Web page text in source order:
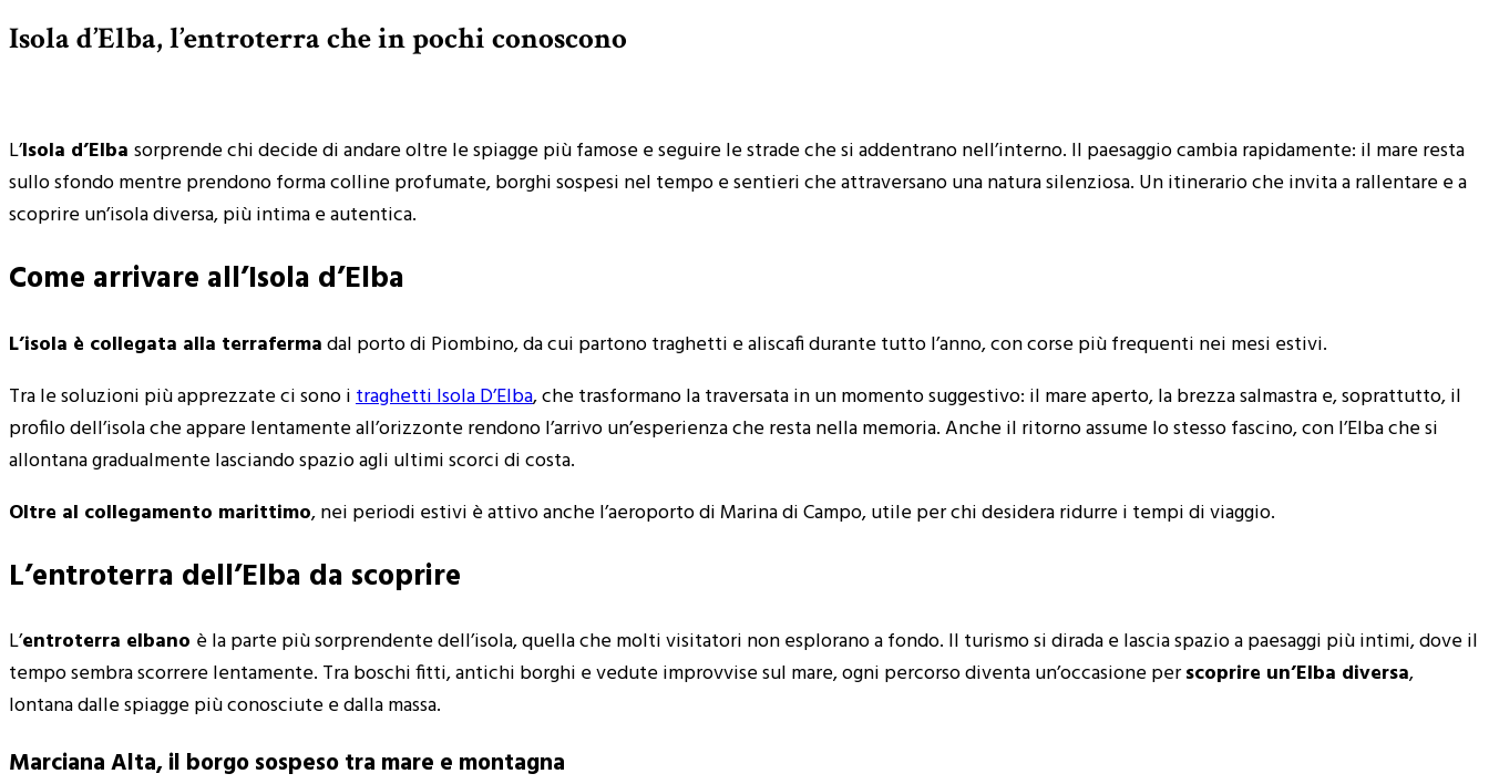
Isola d’Elba, l’entroterra che in pochi conoscono
L’Isola d’Elba sorprende chi decide di andare oltre le spiagge più famose e seguire le strade che si addentrano nell’interno. Il paesaggio cambia rapidamente: il mare resta
sullo sfondo mentre prendono forma colline profumate, borghi sospesi nel tempo e sentieri che attraversano una natura silenziosa. Un itinerario che invita a rallentare e a
scoprire un’isola diversa, più intima e autentica.
Come arrivare all’Isola d’Elba
L’isola è collegata alla terrafermadal porto di Piombino, da cui partono traghetti e aliscafi durante tutto l’anno, con corse più frequenti nei mesi estivi.
Tra le soluzioni più apprezzate ci sono itraghetti Isola D’Elba, che trasformano la traversata in un momento suggestivo: il mare aperto, la brezza salmastra e, soprattutto, il
profilo dell’isola che appare lentamente all’orizzonte rendono l’arrivo un’esperienza che resta nella memoria. Anche il ritorno assume lo stesso fascino, con l’Elba che si
allontana gradualmente lasciando spazio agli ultimi scorci di costa.
Oltre al collegamento marittimo, nei periodi estivi è attivo anche l’aeroporto di Marina di Campo, utile per chi desidera ridurre i tempi di viaggio.
L’entroterra dell’Elba da scoprire
L’entroterra elbano è la parte più sorprendente dell’isola, quella che molti visitatori non esplorano a fondo. Il turismo si dirada e lascia spazio a paesaggi più intimi, dove il
tempo sembra scorrere lentamente. Tra boschi fitti, antichi borghi e vedute improvvise sul mare, ogni percorso diventa un’occasione perscoprire un’Elba diversa,
lontana dalle spiagge più conosciute e dalla massa.
Marciana Alta, il borgo sospeso tra mare e montagna